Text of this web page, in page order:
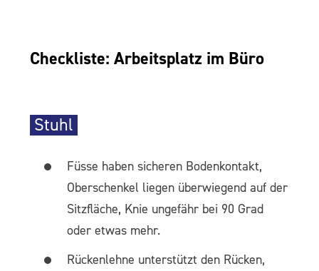
Checkliste: Arbeitsplatz im Büro
Stuhl
Füsse haben sicheren Bodenkontakt,
Oberschenkel liegen überwiegend auf der
Sitzfläche, Knie ungefähr bei 90 Grad
oder etwas mehr.
Rückenlehne unterstützt den Rücken,